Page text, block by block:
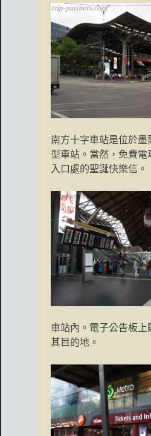
南方十字車站是位於墨
型車站。當然，免費電
入口處的聖誕快樂信。
車站內。電子公告板上
其目的地。